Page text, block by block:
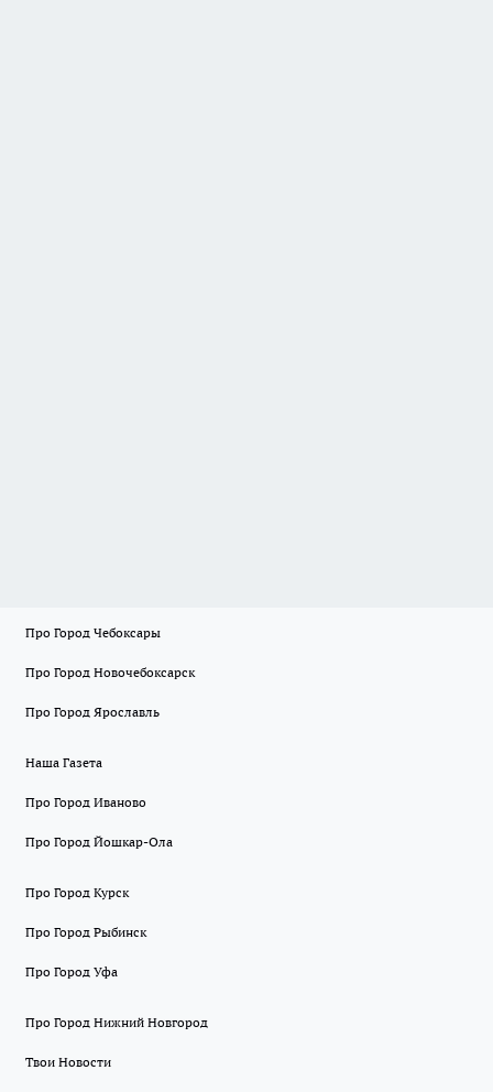
Про Город Чебоксары
Про Город Новочебоксарск
Про Город Ярославль
Наша Газета
Про Город Иваново
Про Город Йошкар-Ола
Про Город Курск
Про Город Рыбинск
Про Город Уфа
Про Город Нижний Новгород
Твои Новости